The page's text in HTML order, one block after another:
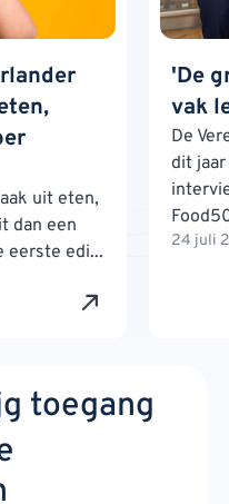
uit eten,
dan een
eerste edi...
'De
vak
De
dit
24 juli
toegang